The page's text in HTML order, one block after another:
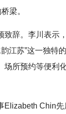
梁。
辞。李川表示
江苏”这一独特
所预约等便利
Chin先